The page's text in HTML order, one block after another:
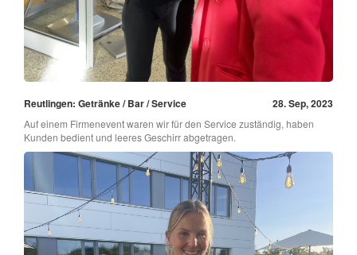
Reutlingen: Getränke / Bar / Service 28. Sep, 2023
Auf einem Firmenevent waren wir für den Service zuständig, haben
Kunden bedient und leeres Geschirr abgetragen.